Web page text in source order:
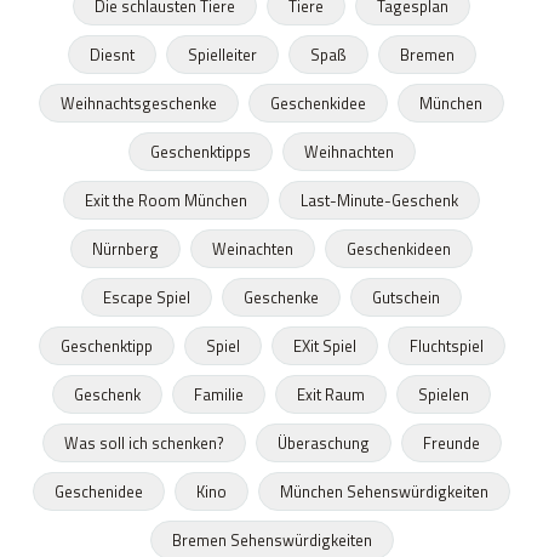
Die schlausten Tiere
Tiere
Tagesplan
Diesnt
Spielleiter Spaß
Bremen
Weihnachtsgeschenke
Geschenkidee
München
Geschenktipps
Weihnachten
Exit the Room München
Last-Minute-Geschenk
Nürnberg
Weinachten
Geschenkideen
Escape Spiel
Geschenke
Gutschein
Geschenktipp
Spiel EXit Spiel
Fluchtspiel
Geschenk
Familie Exit Raum
Spielen
Was soll ich schenken?
Überaschung
Freunde
Geschenidee
Kino
München Sehenswürdigkeiten
Bremen Sehenswürdigkeiten